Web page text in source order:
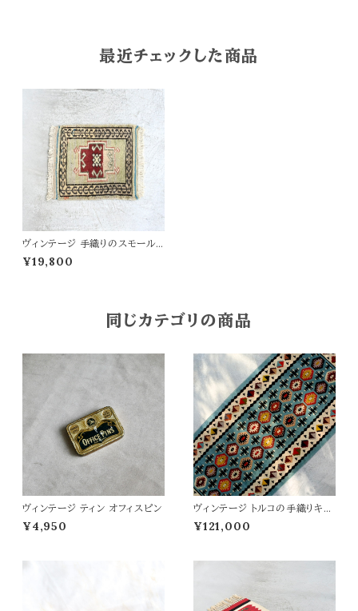
最近チェックした商品
ヴィンテージ 手織りのスモールラ
グ 56×44.5
¥19,800
同じカテゴリの商品
ヴィンテージ ティン オフィスピン
¥4,950
ヴィンテージ トルコの手織りキリ
ム 66×146
¥121,000